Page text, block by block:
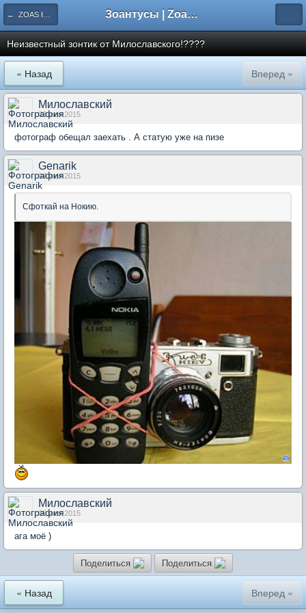
← ZOAS ID. Идентификация морф Зоантусы | Zoasfan.ru
Неизвестный зонтик от Милославского!????
« Назад Вперед »
Милославский
03 июн 2015
фотограф обещал заехать . А статую уже на пизе
Genarik
04 июн 2015
Сфоткай на Нокию.
Милославский
06 июн 2015
ага моё )
Поделиться Поделиться
« Назад Вперед »